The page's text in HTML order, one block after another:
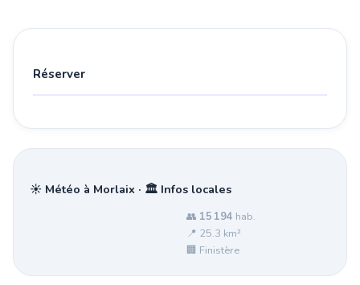
Réserver
☀️ Météo à Morlaix · 🏛️ Infos locales
👥 15 194 hab.
📍 25.3 km²
🏢 Finistère